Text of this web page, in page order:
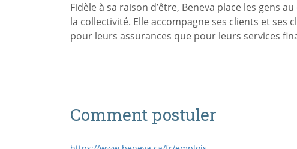
Fidèle à sa raison d’être, Beneva place les gens
la collectivité. Elle accompagne ses clients et
pour leurs assurances que pour leurs services
Comment postuler